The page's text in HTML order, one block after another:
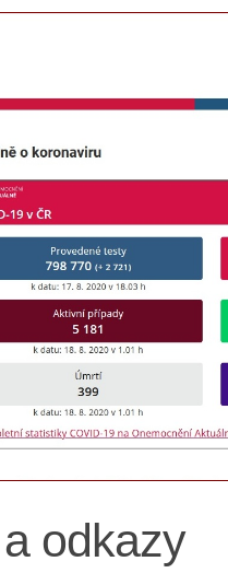
odkazy